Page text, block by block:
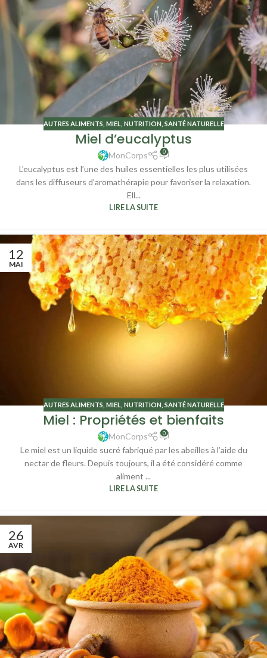
AUTRES ALIMENTS MIEL NUTRITION SANTÉ NATURELLE
Miel d’eucalyptus
MonCorps 0
L’eucalyptus est l’une des huiles essentielles les plus utilisées
dans les diffuseurs d’aromathérapie pour favoriser la relaxation.
Ell...
LIRE LA SUITE
12
MAI
AUTRES ALIMENTS MIEL NUTRITION SANTÉ NATURELLE
Miel : Propriétés et bienfaits
MonCorps 0
Le miel est un liquide sucré fabriqué par les abeilles à l’aide du
nectar de fleurs. Depuis toujours, il a été considéré comme
aliment ...
LIRE LA SUITE
26
AVR